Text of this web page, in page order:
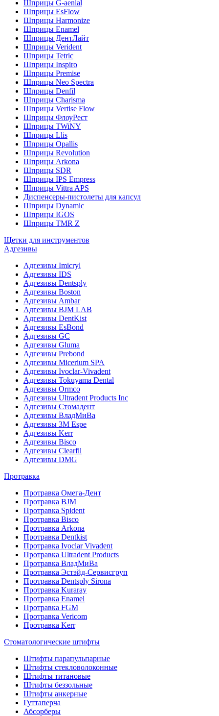
Шприцы G-aenial
Шприцы EsFlow
Шприцы Harmonize
Шприцы Enamel
Шприцы ДентЛайт
Шприцы Verident
Шприцы Tetric
Шприцы Inspiro
Шприцы Premise
Шприцы Neo Spectra
Шприцы Denfil
Шприцы Charisma
Шприцы Vertise Flow
Шприцы ФлоуРест
Шприцы TWiNY
Шприцы Llis
Шприцы Opallis
Шприцы Revolution
Шприцы Arkona
Шприцы SDR
Шприцы IPS Empress
Шприцы Vittra APS
Диспенсеры-пистолеты для капсул
Шприцы Dynamic
Шприцы IGOS
Шприцы TMR Z
Щетки для инструментов
Адгезивы
Адгезивы Imicryl
Адгезивы IDS
Адгезивы Dentsply
Адгезивы Boston
Адгезивы Ambar
Адгезивы BJM LAB
Адгезивы DentKist
Адгезивы EsBond
Адгезивы GC
Адгезивы Gluma
Адгезивы Prebond
Адгезивы Micerium SPA
Адгезивы Ivoclar-Vivadent
Адгезивы Tokuyama Dental
Адгезивы Ormco
Адгезивы Ultradent Products Inc
Адгезивы Стомадент
Адгезивы ВладМиВа
Адгезивы 3M Espe
Адгезивы Kerr
Адгезивы Bisco
Адгезивы Clearfil
Адгезивы DMG
Протравка
Протравка Омега-Дент
Протравка BJM
Протравка Spident
Протравка Bisco
Протравка Arkona
Протравка Dentkist
Протравка Ivoclar Vivadent
Протравка Ultradent Products
Протравка ВладМиВа
Протравка Эстэйд-Сервисгруп
Протравка Dentsply Sirona
Протравка Kuraray
Протравка Enamel
Протравка FGM
Протравка Vericom
Протравка Kerr
Стоматологические штифты
Штифты парапульпарные
Штифты стекловолоконные
Штифты титановые
Штифты беззольные
Штифты анкерные
Гуттаперча
Абсорберы